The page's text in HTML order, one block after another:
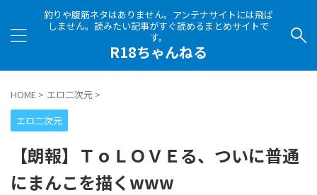
釣りや腹筋ネタはありません。アンテナサイトには飛ば
しません。読みたい記事がすぐ読めるまとめサイトで
す。
R18ちゃんねる
HOME > エロ二次元 >
エロ二次元
【朗報】ＴｏＬＯＶＥる、ついに普通
にまんこを描くwww